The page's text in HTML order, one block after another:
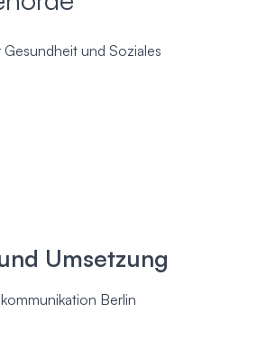
und Soziales
Umsetzung
Berlin